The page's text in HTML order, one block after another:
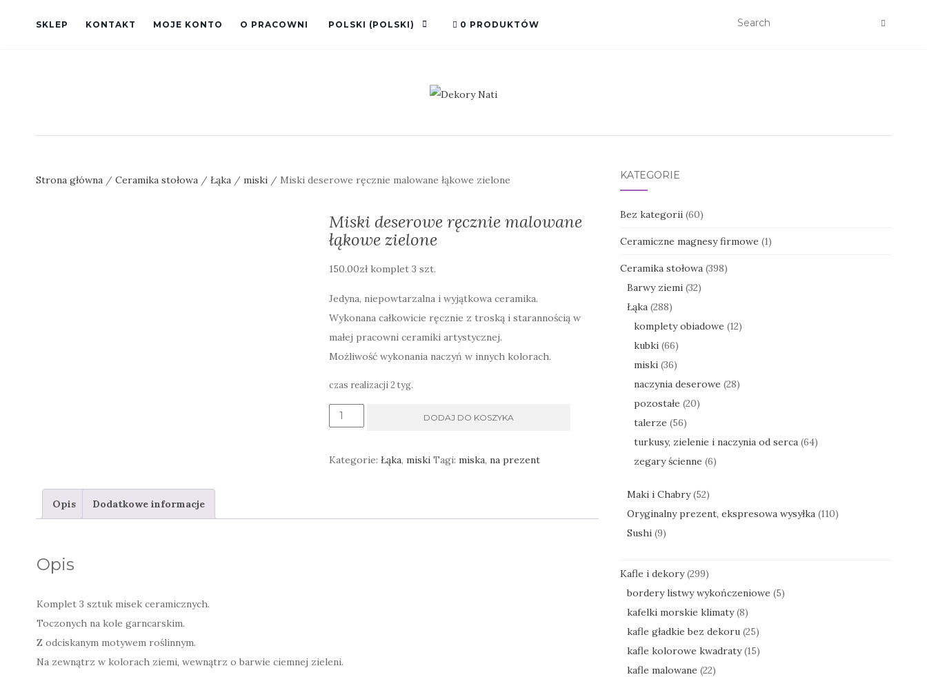
SKLEP KONTAKT MOJE KONTO O PRACOWNI POLSKI (POLSKI) 0 PRODUKTÓW
Strona główna / Ceramika stołowa / Łąka / miski / Miski deserowe ręcznie malowane łąkowe zielone
Miski deserowe ręcznie malowane
łąkowe zielone
150.00zł komplet 3 szt.
Jedyna, niepowtarzalna i wyjątkowa ceramika.
Wykonana całkowicie ręcznie z troską i starannością w
małej pracowni ceramiki artystycznej.
Możliwość wykonania naczyń w innych kolorach.
czas realizacji 2 tyg.
ilość
DODAJ DO KOSZYKA
Kategorie: Łąka, miski Tagi: miska, na prezent
Opis Dodatkowe informacje
Opis
Komplet 3 sztuk misek ceramicznych.
Toczonych na kole garncarskim.
Z odciskanym motywem roślinnym.
Na zewnątrz w kolorach ziemi, wewnątrz o barwie ciemnej zieleni.
KATEGORIE
Bez kategorii (60)
Ceramiczne magnesy firmowe (1)
Ceramika stołowa (398)
Barwy ziemi (32)
Łąka (288)
komplety obiadowe (12)
kubki (66)
miski (36)
naczynia deserowe (28)
pozostałe (20)
talerze (56)
turkusy, zielenie i naczynia od serca (64)
zegary ścienne (6)
Maki i Chabry (52)
Oryginalny prezent, ekspresowa wysyłka (110)
Sushi (9)
Kafle i dekory (299)
bordery listwy wykończeniowe (5)
kafelki morskie klimaty (8)
kafle gładkie bez dekoru (25)
kafle kolorowe kwadraty (15)
kafle malowane (22)